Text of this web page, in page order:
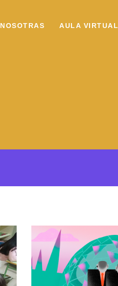
NOSOTRAS AULA VIRTUAL